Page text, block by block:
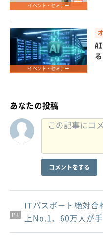
イベント・セミナー
イベント・セミナー
あなたの投稿
コメントをする
PR
PR
PR
ITパスポート絶対合
上No.1、60万人が